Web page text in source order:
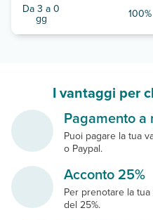
Da 3 a 0
gg 100%
I vantaggi per
Pagamento a
Puoi pagare la tua
o Paypal.
Acconto 25%
Per prenotare la
del 25%.